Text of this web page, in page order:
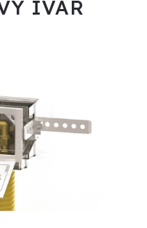
IVAR